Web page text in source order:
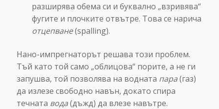
разширява обема си и буквално „взривява“
фугите и плочките отвътре. Това се нарича
отцепване(spalling).
Нано-импрегнаторът решава този проблем.
Тъй като той само „облицова“ порите, а не ги
запушва, той позволява на водната пара(газ)
да излезе свободно навън, докато спира
течната вода(дъжд) да влезе навътре.